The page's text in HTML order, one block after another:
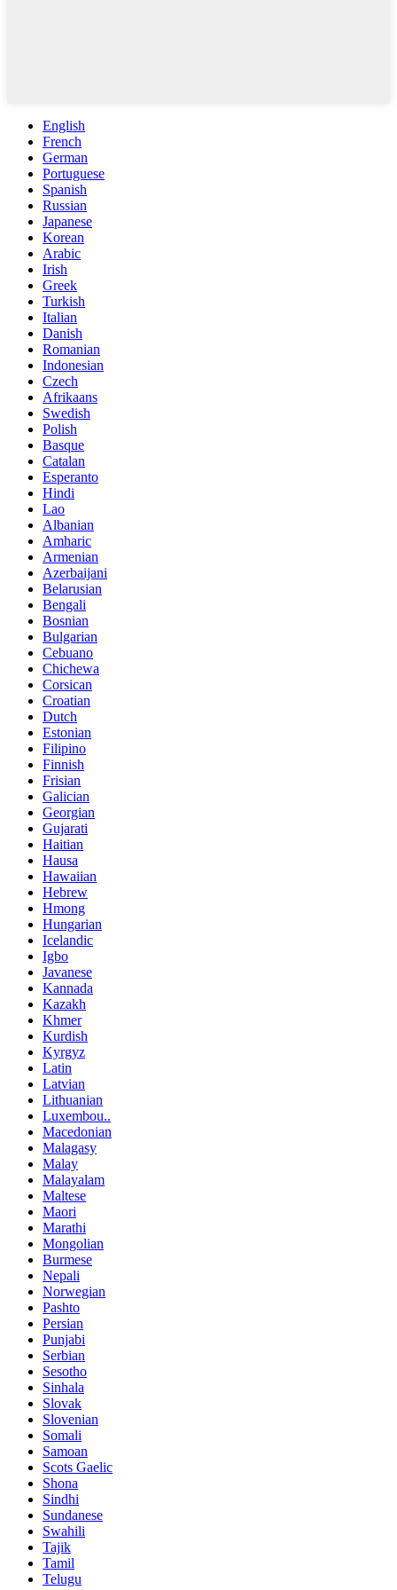
English
French
German
Portuguese
Spanish
Russian
Japanese
Korean
Arabic
Irish
Greek
Turkish
Italian
Danish
Romanian
Indonesian
Czech
Afrikaans
Swedish
Polish
Basque
Catalan
Esperanto
Hindi
Lao
Albanian
Amharic
Armenian
Azerbaijani
Belarusian
Bengali
Bosnian
Bulgarian
Cebuano
Chichewa
Corsican
Croatian
Dutch
Estonian
Filipino
Finnish
Frisian
Galician
Georgian
Gujarati
Haitian
Hausa
Hawaiian
Hebrew
Hmong
Hungarian
Icelandic
Igbo
Javanese
Kannada
Kazakh
Khmer
Kurdish
Kyrgyz
Latin
Latvian
Lithuanian
Luxembou..
Macedonian
Malagasy
Malay
Malayalam
Maltese
Maori
Marathi
Mongolian
Burmese
Nepali
Norwegian
Pashto
Persian
Punjabi
Serbian
Sesotho
Sinhala
Slovak
Slovenian
Somali
Samoan
Scots Gaelic
Shona
Sindhi
Sundanese
Swahili
Tajik
Tamil
Telugu